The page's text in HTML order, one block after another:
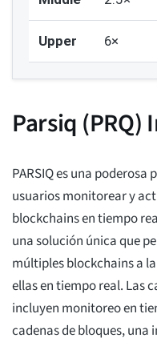
Upper 6×
Parsiq
PARSIQ es una
usuarios monitorear y
blockchains en tiempo
una solución única que
múltiples blockchains a
ellas en tiempo real. Las
incluyen monitoreo en
cadenas de bloques,